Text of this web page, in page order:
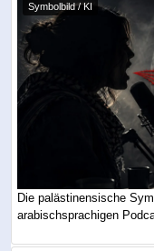
Symbolbild / KI
Die palästinensische
arabischsprachigen